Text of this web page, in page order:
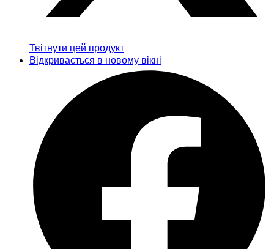
Твітнути цей продукт
Відкривається в новому вікні